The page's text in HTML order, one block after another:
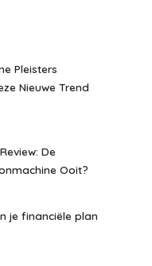
Pleisters
Nieuwe Trend
De
Ooit?
je financiële plan